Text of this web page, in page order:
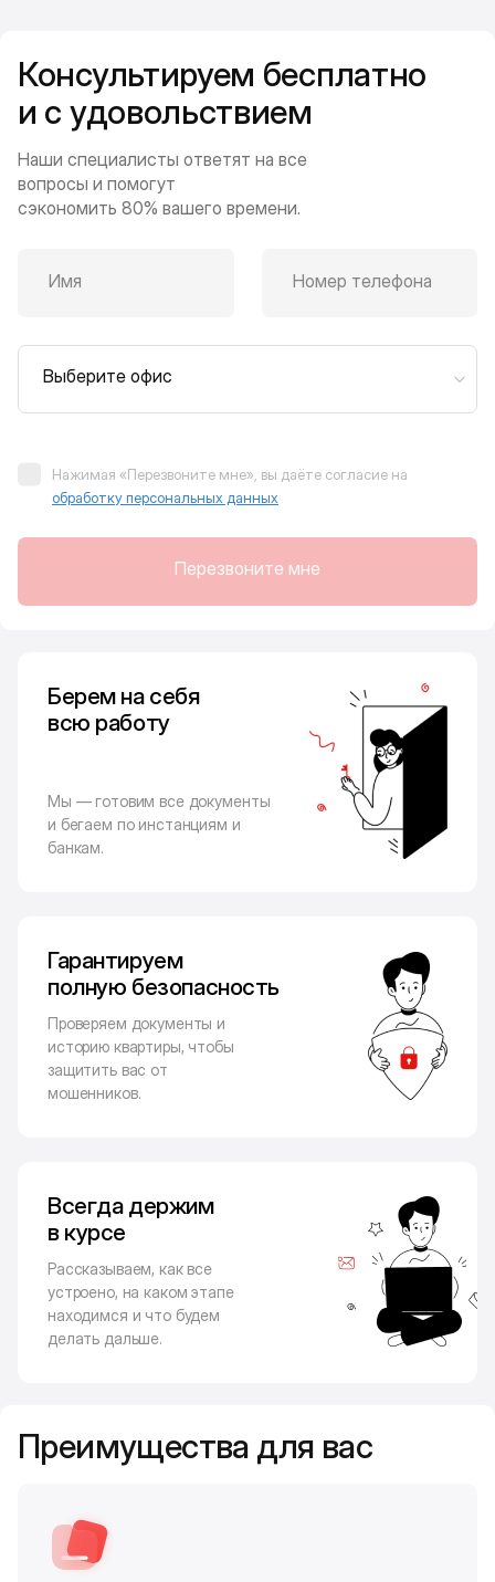
Консультируем бесплатно
и с удовольствием
Наши специалисты ответят на все
вопросы и помогут
сэкономить 80% вашего времени.
Имя Номер телефона
Выберите офис
Нажимая «Перезвоните мне», вы даёте согласие на
обработку персональных данных
Перезвоните мне
Берем на себя
всю работу
Мы — готовим все документы
и бегаем по инстанциям и
банкам.
Гарантируем
полную безопасность
Проверяем документы и
историю квартиры, чтобы
защитить вас от
мошенников.
Всегда держим
в курсе
Рассказываем, как все
устроено, на каком этапе
находимся и что будем
делать дальше.
Преимущества для вас